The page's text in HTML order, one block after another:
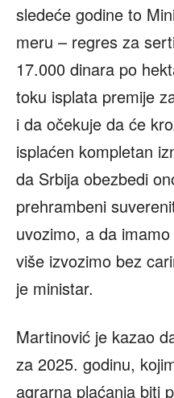
sledeće godine to
meru – regres za
17.000 dinara po
toku isplata premije
i da očekuje da će
isplaćen kompletan
da Srbija obezbedi
prehrambeni
uvozimo, a da
više izvozimo bez
je ministar.
Martinović je kazao
za 2025. godinu,
agrarna plaćanja biti